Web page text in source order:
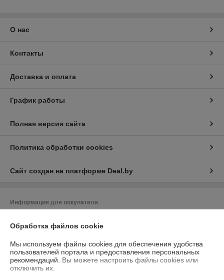
О нас
Контакты
Доставка и оплата
График работы
Полная версия сайта
Политика обработки cookies
Сайт создан на платформе Deal.by
Информация для покупателя
предприятие "АСНмаркет"
Регистрационный номер ЕГР: 191129356
УНП: 191129356
Обработка файлов cookie
Мы используем файлы cookies для обеспечения удобства
пользователей портала и предоставления персональных
рекомендаций. Вы можете настроить файлы cookies или
отключить их.